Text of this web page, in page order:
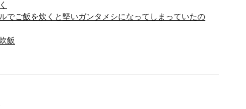
でご飯を炊くと堅いガンタメシになってしまっていたの
飯